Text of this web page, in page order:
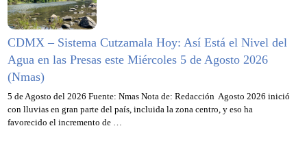
CDMX – Sistema Cutzamala Hoy: Así Está el Nivel del
Agua en las Presas este Miércoles 5 de Agosto 2026
(Nmas)
5 de Agosto del 2026 Fuente: Nmas Nota de: Redacción Agosto 2026 inició
con lluvias en gran parte del país, incluida la zona centro, y eso ha
favorecido el incremento de …